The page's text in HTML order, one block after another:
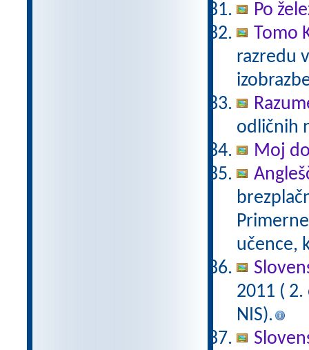
Po
Tomo
razredu
odličnih
Moj
učence,
2011 (
NIS).